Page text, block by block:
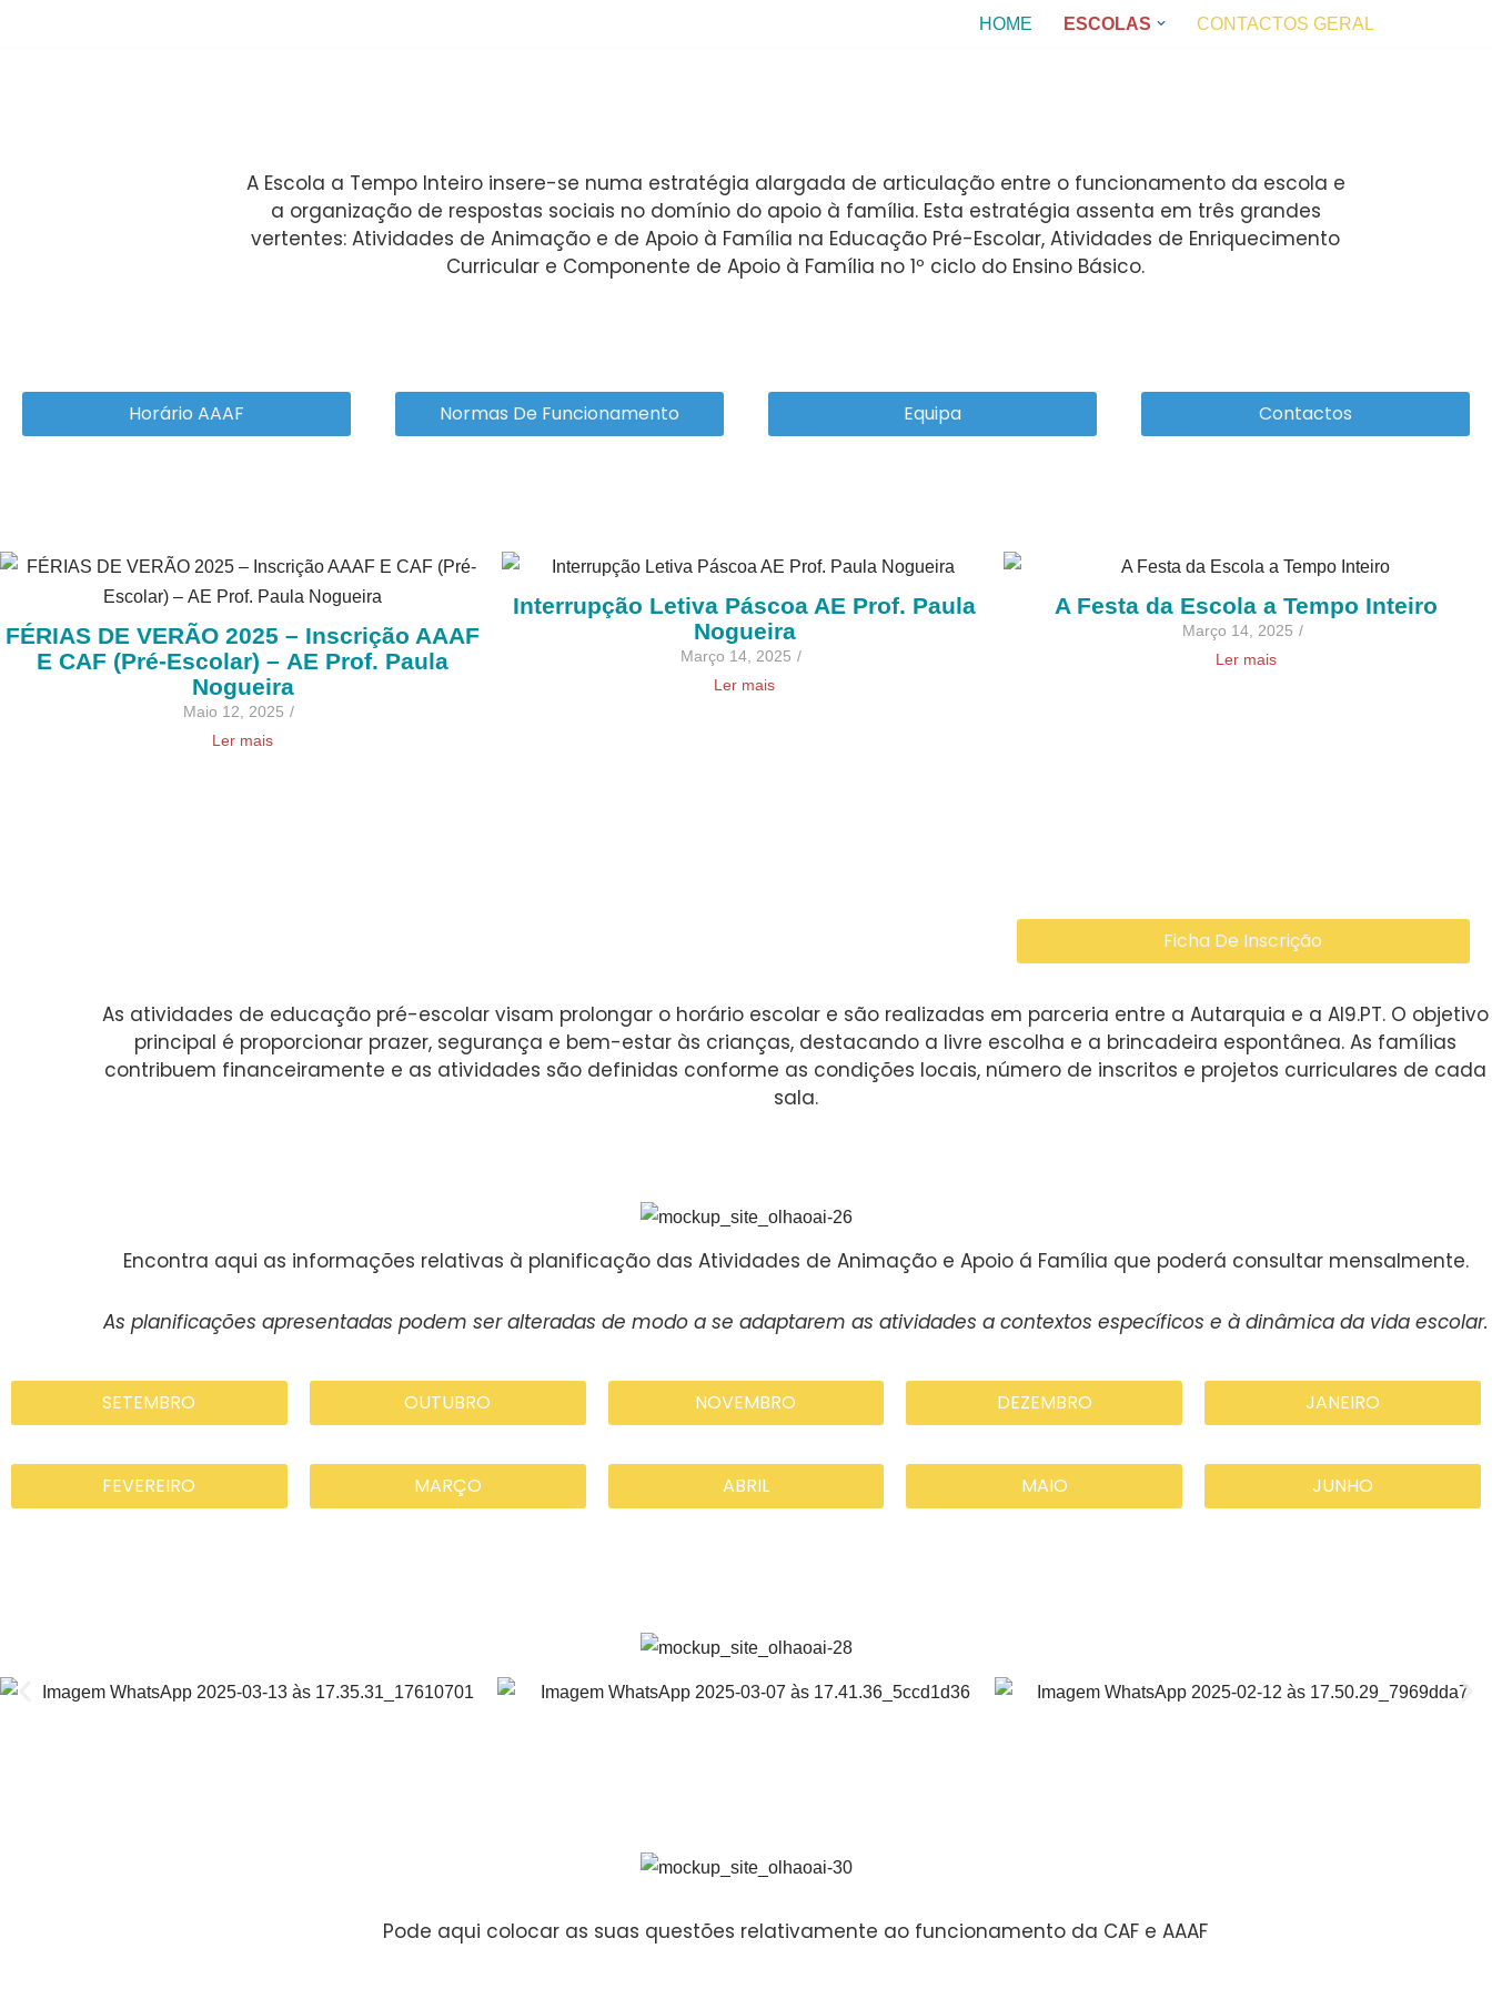
HOME ESCOLAS CONTACTOS GERAL
A Escola a Tempo Inteiro insere-se numa estratégia alargada de articulação entre o funcionamento da escola e
a organização de respostas sociais no domínio do apoio à família. Esta estratégia assenta em três grandes
vertentes: Atividades de Animação e de Apoio à Família na Educação Pré-Escolar, Atividades de Enriquecimento
Curricular e Componente de Apoio à Família no 1º ciclo do Ensino Básico.
Horário AAAF Normas De Funcionamento Equipa Contactos
FÉRIAS DE VERÃO 2025 – Inscrição AAAF
E CAF (Pré-Escolar) – AE Prof. Paula
Nogueira
Maio 12, 2025 /
Ler mais
Interrupção Letiva Páscoa AE Prof. Paula
Nogueira
Março 14, 2025 /
Ler mais
A Festa da Escola a Tempo Inteiro
Março 14, 2025 /
Ler mais
Ficha De Inscrição
As atividades de educação pré-escolar visam prolongar o horário escolar e são realizadas em parceria entre a Autarquia e a AI9.PT. O objetivo
principal é proporcionar prazer, segurança e bem-estar às crianças, destacando a livre escolha e a brincadeira espontânea. As famílias
contribuem financeiramente e as atividades são definidas conforme as condições locais, número de inscritos e projetos curriculares de cada
sala.
Encontra aqui as informações relativas à planificação das Atividades de Animação e Apoio á Família que poderá consultar mensalmente.
As planificações apresentadas podem ser alteradas de modo a se adaptarem as atividades a contextos específicos e à dinâmica da vida escolar.
SETEMBRO OUTUBRO NOVEMBRO DEZEMBRO JANEIRO
FEVEREIRO MARÇO ABRIL MAIO JUNHO
Pode aqui colocar as suas questões relativamente ao funcionamento da CAF e AAAF